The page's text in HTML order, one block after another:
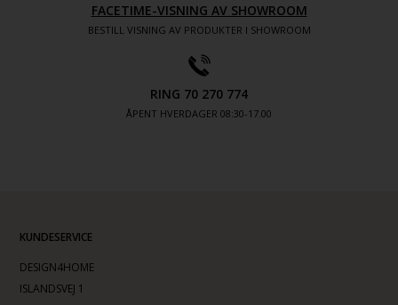
FACETIME-VISNING AV SHOWROOM
BESTILL VISNING AV PRODUKTER I SHOWROOM
RING 70 270 774
ÅPENT HVERDAGER 08:30-17.00
KUNDESERVICE
DESIGN4HOME
ISLANDSVEJ 1